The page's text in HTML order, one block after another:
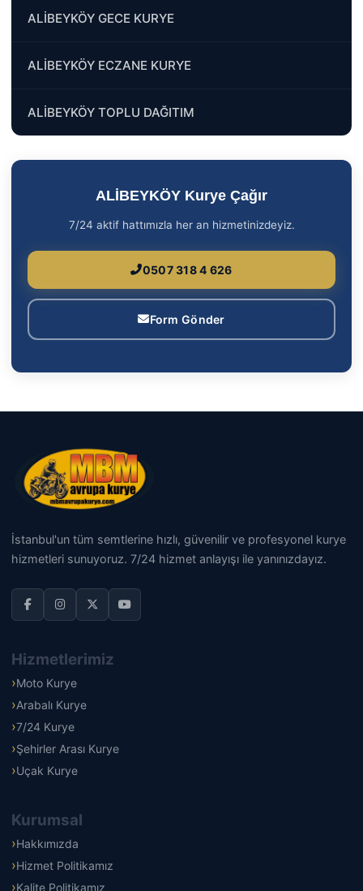
ALİBEYKÖY GECE KURYE
ALİBEYKÖY ECZANE KURYE
ALİBEYKÖY TOPLU DAĞITIM
ALİBEYKÖY Kurye Çağır
7/24 aktif hattımızla her an hizmetinizdeyiz.
0507 318 4 626
Form Gönder
İstanbul'un tüm semtlerine hızlı, güvenilir ve profesyonel kurye
hizmetleri sunuyoruz. 7/24 hizmet anlayışı ile yanınızdayız.
Hizmetlerimiz
Moto Kurye
Arabalı Kurye
7/24 Kurye
Şehirler Arası Kurye
Uçak Kurye
Kurumsal
Hakkımızda
Hizmet Politikamız
Kalite Politikamız